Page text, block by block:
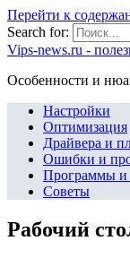
Перейти к
Search for:
Vips-news.ru -
Особенности и
Настройки
Оптимизация
Драйвера и
Ошибки и
Программы и
Советы
Рабочий